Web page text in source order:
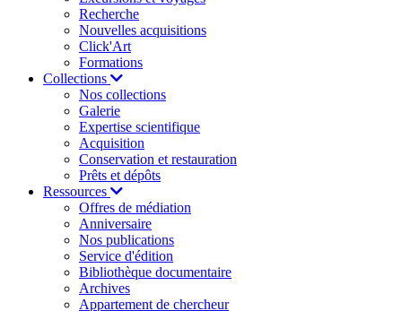
Recherche
Nouvelles acquisitions
Click'Art
Formations
Collections
Nos collections
Galerie
Expertise scientifique
Acquisition
Conservation et restauration
Prêts et dépôts
Ressources
Offres de médiation
Anniversaire
Nos publications
Service d'édition
Bibliothèque documentaire
Archives
Appartement de chercheur